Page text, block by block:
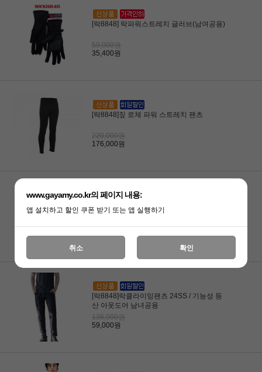
[락8848] 락파워스트레치 글러브(남여공용)
59,000원
35,400원
[락8848]짚 로체 파워 스트레치 팬츠
220,000원
176,000원
[락8848]락 파워스트레치 그립 글러브
49,000원
34,300원
[락8848]락클라이밍팬츠 24SS / 기능성 등
산 아웃도어 남녀공용
138,000원
59,000원
www.gayamy.co.kr의 페이지 내용:
앱 설치하고 할인 쿠폰 받기 또는 앱 실행하기
취소 확인